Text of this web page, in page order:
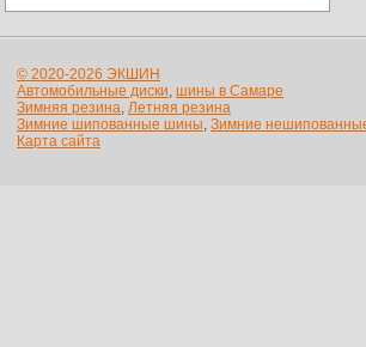
© 2020-2026 ЭКШИН
Автомобильные диски, шины в Самаре
Зимняя резина, Летняя резина
Зимние шипованные шины, Зимние
Карта сайта